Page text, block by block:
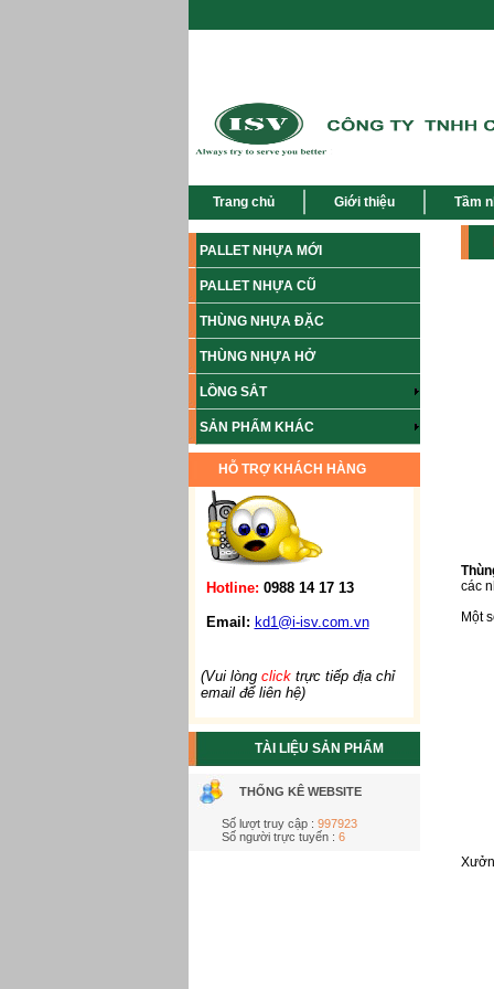
Trang chủ Giới thiệu Tầm
PALLET NHỰA MỚI
PALLET NHỰA CŨ
THÙNG NHỰA ĐẶC
THÙNG NHỰA HỞ
LỒNG SẮT
SẢN PHẨM KHÁC
HỖ TRỢ KHÁCH HÀNG
Hotline: 0988 14 17 13
Email: kd1@i-isv.com.vn
(Vui lòng clicktrực tiếp địa chỉ
email để liên hệ)
TÀI LIỆU SẢN PHẨM
THỐNG KÊ WEBSITE
Số lượt truy cập : 997923
Số người trực tuyến : 6
các
Một